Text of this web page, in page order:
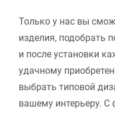
Только у нас вы
изделия, подобрать
и после установки
удачному
выбрать типовой
вашему интерьеру.